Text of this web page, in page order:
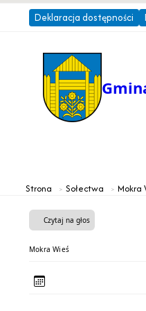
Deklaracja dostępności
Strona Sołectwa Mokra
Czytaj na głos
Mokra Wieś